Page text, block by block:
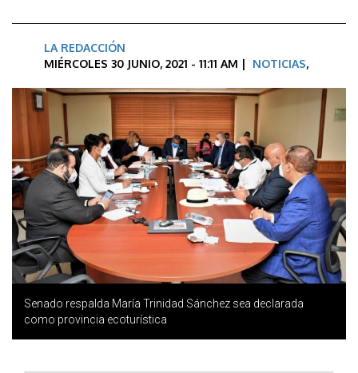
LA REDACCIÓN
MIÉRCOLES 30 JUNIO, 2021 - 11:11 AM | NOTICIAS,
Senado respalda María Trinidad Sánchez sea declarada
como provincia ecoturística